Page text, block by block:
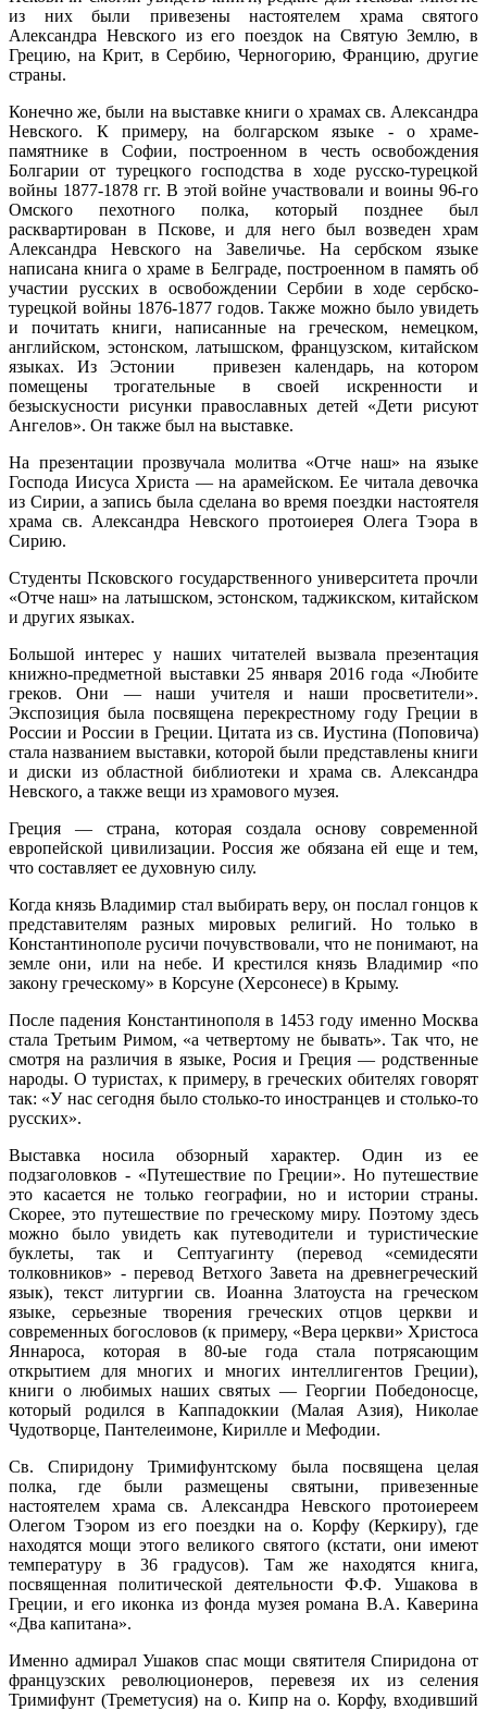
из них были привезены настоятелем храма святого
Александра Невского из его поездок на Святую Землю, в
Грецию, на Крит, в Сербию, Черногорию, Францию, другие
страны.
Конечно же, были на выставке книги о храмах св. Александра
Невского. К примеру, на болгарском языке - о храме-
памятнике в Софии, построенном в честь освобождения
Болгарии от турецкого господства в ходе русско-турецкой
войны 1877-1878 гг. В этой войне участвовали и воины 96-го
Омского пехотного полка, который позднее был
расквартирован в Пскове, и для него был возведен храм
Александра Невского на Завеличье. На сербском языке
написана книга о храме в Белграде, построенном в память об
участии русских в освобождении Сербии в ходе сербско-
турецкой войны 1876-1877 годов. Также можно было увидеть
и почитать книги, написанные на греческом, немецком,
английском, эстонском, латышском, французском, китайском
языках. Из Эстонии привезен календарь, на котором
помещены трогательные в своей искренности и
безыскусности рисунки православных детей «Дети рисуют
Ангелов». Он также был на выставке.
На презентации прозвучала молитва «Отче наш» на языке
Господа Иисуса Христа — на арамейском. Ее читала девочка
из Сирии, а запись была сделана во время поездки настоятеля
храма св. Александра Невского протоиерея Олега Тэора в
Сирию.
Студенты Псковского государственного университета прочли
«Отче наш» на латышском, эстонском, таджикском, китайском
и других языках.
Большой интерес у наших читателей вызвала презентация
книжно-предметной выставки 25 января 2016 года «Любите
греков. Они — наши учителя и наши просветители».
Экспозиция была посвящена перекрестному году Греции в
России и России в Греции. Цитата из св. Иустина (Поповича)
стала названием выставки, которой были представлены книги
и диски из областной библиотеки и храма св. Александра
Невского, а также вещи из храмового музея.
Греция — страна, которая создала основу современной
европейской цивилизации. Россия же обязана ей еще и тем,
что составляет ее духовную силу.
Когда князь Владимир стал выбирать веру, он послал гонцов к
представителям разных мировых религий. Но только в
Константинополе русичи почувствовали, что не понимают, на
земле они, или на небе. И крестился князь Владимир «по
закону греческому» в Корсуне (Херсонесе) в Крыму.
После падения Константинополя в 1453 году именно Москва
стала Третьим Римом, «а четвертому не бывать». Так что, не
смотря на различия в языке, Росия и Греция — родственные
народы. О туристах, к примеру, в греческих обителях говорят
так: «У нас сегодня было столько-то иностранцев и столько-то
русских».
Выставка носила обзорный характер. Один из ее
подзаголовков - «Путешествие по Греции». Но путешествие
это касается не только географии, но и истории страны.
Скорее, это путешествие по греческому миру. Поэтому здесь
можно было увидеть как путеводители и туристические
буклеты, так и Септуагинту (перевод «семидесяти
толковников» - перевод Ветхого Завета на древнегреческий
язык), текст литургии св. Иоанна Златоуста на греческом
языке, серьезные творения греческих отцов церкви и
современных богословов (к примеру, «Вера церкви» Христоса
Яннароса, которая в 80-ые года стала потрясающим
открытием для многих и многих интеллигентов Греции),
книги о любимых наших святых — Георгии Победоносце,
который родился в Каппадоккии (Малая Азия), Николае
Чудотворце, Пантелеимоне, Кирилле и Мефодии.
Св. Спиридону Тримифунтскому была посвящена целая
полка, где были размещены святыни, привезенные
настоятелем храма св. Александра Невского протоиереем
Олегом Тэором из его поездки на о. Корфу (Керкиру), где
находятся мощи этого великого святого (кстати, они имеют
температуру в 36 градусов). Там же находятся книга,
посвященная политической деятельности Ф.Ф. Ушакова в
Греции, и его иконка из фонда музея романа В.А. Каверина
«Два капитана».
Именно адмирал Ушаков спас мощи святителя Спиридона от
французских революционеров, перевезя их из селения
Тримифунт (Треметусия) на о. Кипр на о. Корфу, входивший